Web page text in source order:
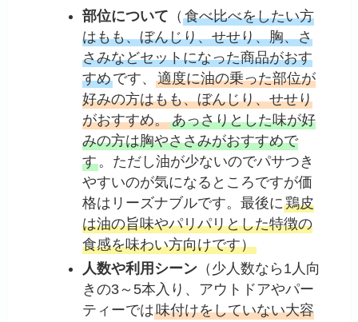
部位について （食べ比べをしたい方
はもも、ぼんじり、せせり、胸、さ
さみなどセットになった商品がおす
すめです、適度に油の乗った部位が
好みの方はもも、ぼんじり、せせり
がおすすめ。 あっさりとした味が好
みの方は胸やささみがおすすめで
す。ただし油が少ないのでパサつき
やすいのが気になるところですが価
格はリーズナブルです。最後に鶏皮
は油の旨味やパリパリとした特徴の
食感を味わい方向けです）
人数や利用シーン （少人数なら1人向
きの3～5本入り、アウトドアやパー
ティーでは味付けをしていない大容